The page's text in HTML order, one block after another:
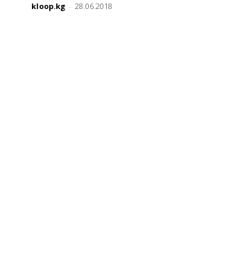
kloop.kg - 28.06.2018